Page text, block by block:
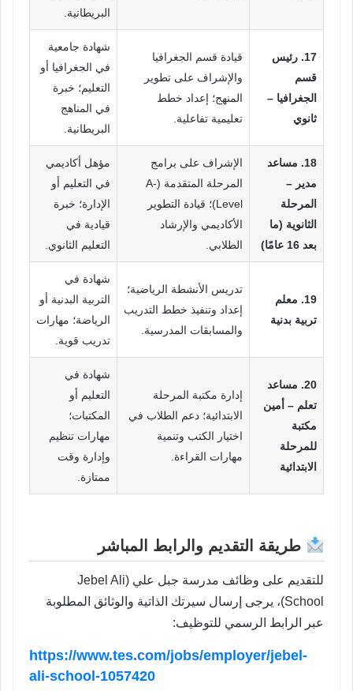
البريطانية.
17. رئيس
قسم
الجغرافيا –
ثانوي
قيادة قسم الجغرافيا
والإشراف على تطوير
المنهج؛ إعداد خطط
تعليمية تفاعلية.
شهادة جامعية
في الجغرافيا أو
التعليم؛ خبرة
في المناهج
البريطانية.
18. مساعد
مدير –
المرحلة
الثانوية (ما
بعد 16 عامًا)
الإشراف على برامج
المرحلة المتقدمة (A-
Level)؛ قيادة التطوير
الأكاديمي والإرشاد
الطلابي.
مؤهل أكاديمي
في التعليم أو
الإدارة؛ خبرة
قيادية في
التعليم الثانوي.
19. معلم
تربية بدنية
تدريس الأنشطة الرياضية؛
إعداد وتنفيذ خطط التدريب
والمسابقات المدرسية.
شهادة في
التربية البدنية أو
الرياضة؛ مهارات
تدريب قوية.
20. مساعد
تعلم – أمين
مكتبة
للمرحلة
الابتدائية
إدارة مكتبة المرحلة
الابتدائية؛ دعم الطلاب في
اختيار الكتب وتنمية
مهارات القراءة.
شهادة في
التعليم أو
المكتبات؛
مهارات تنظيم
وإدارة وقت
ممتازة.
طريقة التقديم والرابط المباشر
للتقديم على وظائف مدرسة جبل علي (Jebel Ali
School)، يرجى إرسال سيرتك الذاتية والوثائق المطلوبة
عبر الرابط الرسمي للتوظيف:
https://www.tes.com/jobs/employer/jebel-
ali-school-1057420